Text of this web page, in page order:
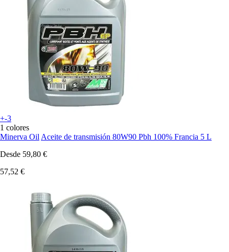
+-3
1 colores
Minerva Oil Aceite de transmisión 80W90 Pbh 100% Francia 5 L
Desde 59,80 €
57,52 €